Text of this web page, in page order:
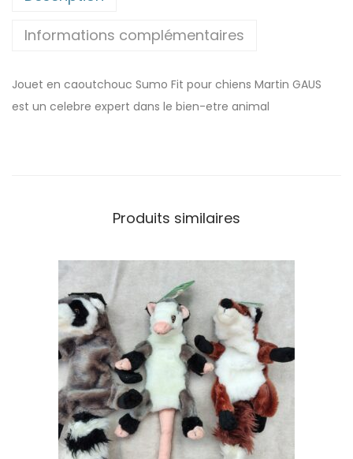
Informations complémentaires
Jouet en caoutchouc Sumo Fit pour chiens Martin GAUS
est un celebre expert dans le bien-etre animal
Produits similaires